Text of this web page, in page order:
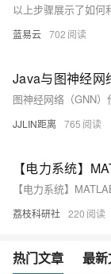
蓝易云 702
Java与图神经网
JJLIN距离 765
荔枝科研社 220
热门文章 最